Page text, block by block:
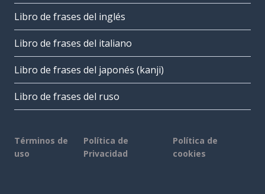
Libro de frases del inglés
Libro de frases del italiano
Libro de frases del japonés (kanji)
Libro de frases del ruso
Términos de
uso
Política de
Privacidad
Política de
cookies